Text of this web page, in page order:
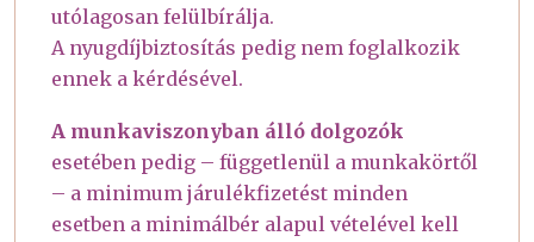
utólagosan felülbírálja.
A nyugdíjbiztosítás pedig nem foglalkozik
ennek a kérdésével.
A munkaviszonyban álló dolgozók
esetében pedig – függetlenül a munkakörtől
– a minimum járulékfizetést minden
esetben a minimálbér alapul vételével kell